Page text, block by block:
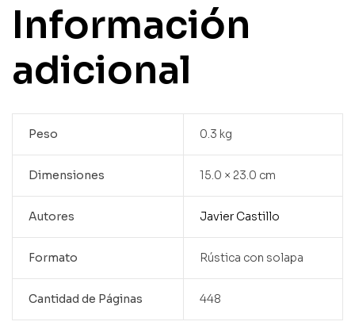
Información
adicional
Peso 0.3 kg
Dimensiones 15.0 × 23.0 cm
Autores Javier Castillo
Formato Rústica con solapa
Cantidad de Páginas 448